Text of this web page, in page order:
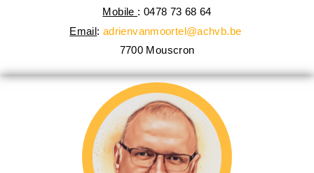
Mobile : 0478 73 68 64
Email: adrienvanmoortel@achvb.be
7700 Mouscron